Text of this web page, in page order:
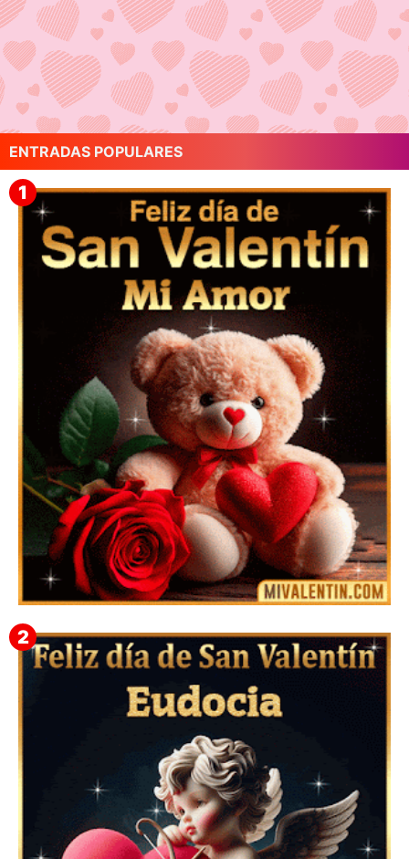
ENTRADAS POPULARES
🎁 Imágenes Gif Personalizadas con Nombres para
San Valentín 2026 💘